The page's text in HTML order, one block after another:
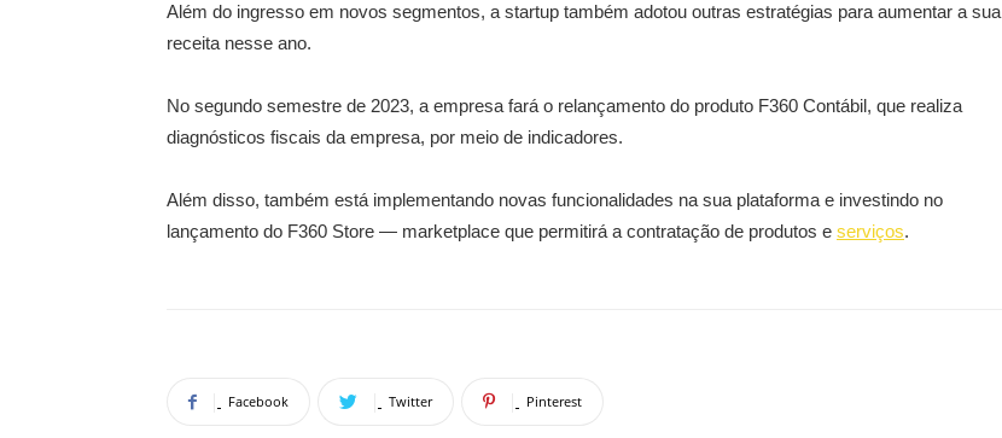
Além do ingresso em novos segmentos, a startup também adotou outras estratégias para aumentar a sua
receita nesse ano.
No segundo semestre de 2023, a empresa fará o relançamento do produto F360 Contábil, que realiza
diagnósticos fiscais da empresa, por meio de indicadores.
Além disso, também está implementando novas funcionalidades na sua plataforma e investindo no
lançamento do F360 Store — marketplace que permitirá a contratação de produtos e serviços.
Facebook Twitter Pinterest